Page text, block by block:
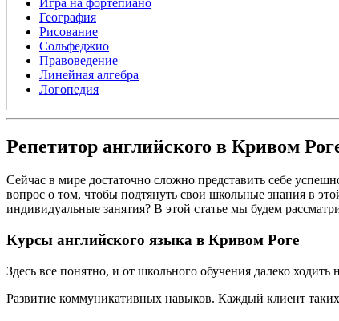
География
Рисование
Сольфеджио
Правоведение
Линейная алгебра
Логопедия
Репетитор английского в Кривом
Сейчас в мире достаточно сложно представить себе
вопрос о том, чтобы подтянуть свои школьные знания в
индивидуальные занятия? В этой статье мы будем
Курсы английского языка в Кривом Роге
Здесь все понятно, и от школьного обучения далеко
Развитие коммуникативных навыков. Каждый клиент таких